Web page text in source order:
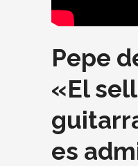
Pepe
«El
es